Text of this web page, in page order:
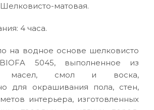
матовая.
4 часа.
на водное основе шелковисто
5045, выполненное из
масел, смол и воска,
для окрашивания пола, стен,
интерьера, изготовленных